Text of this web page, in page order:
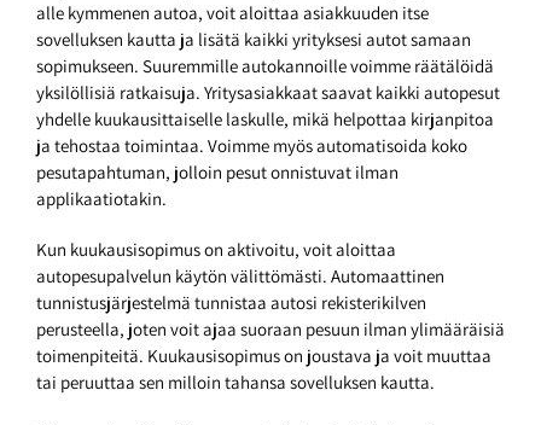
alle kymmenen autoa, voit aloittaa asiakkuuden itse
sovelluksen kautta ja lisätä kaikki yrityksesi autot samaan
sopimukseen. Suuremmille autokannoille voimme räätälöidä
yksilöllisiä ratkaisuja. Yritysasiakkaat saavat kaikki autopesut
yhdelle kuukausittaiselle laskulle, mikä helpottaa kirjanpitoa
ja tehostaa toimintaa. Voimme myös automatisoida koko
pesutapahtuman, jolloin pesut onnistuvat ilman
applikaatiotakin.
Kun kuukausisopimus on aktivoitu, voit aloittaa
autopesupalvelun käytön välittömästi. Automaattinen
tunnistusjärjestelmä tunnistaa autosi rekisterikilven
perusteella, joten voit ajaa suoraan pesuun ilman ylimääräisiä
toimenpiteitä. Kuukausisopimus on joustava ja voit muuttaa
tai peruuttaa sen milloin tahansa sovelluksen kautta.